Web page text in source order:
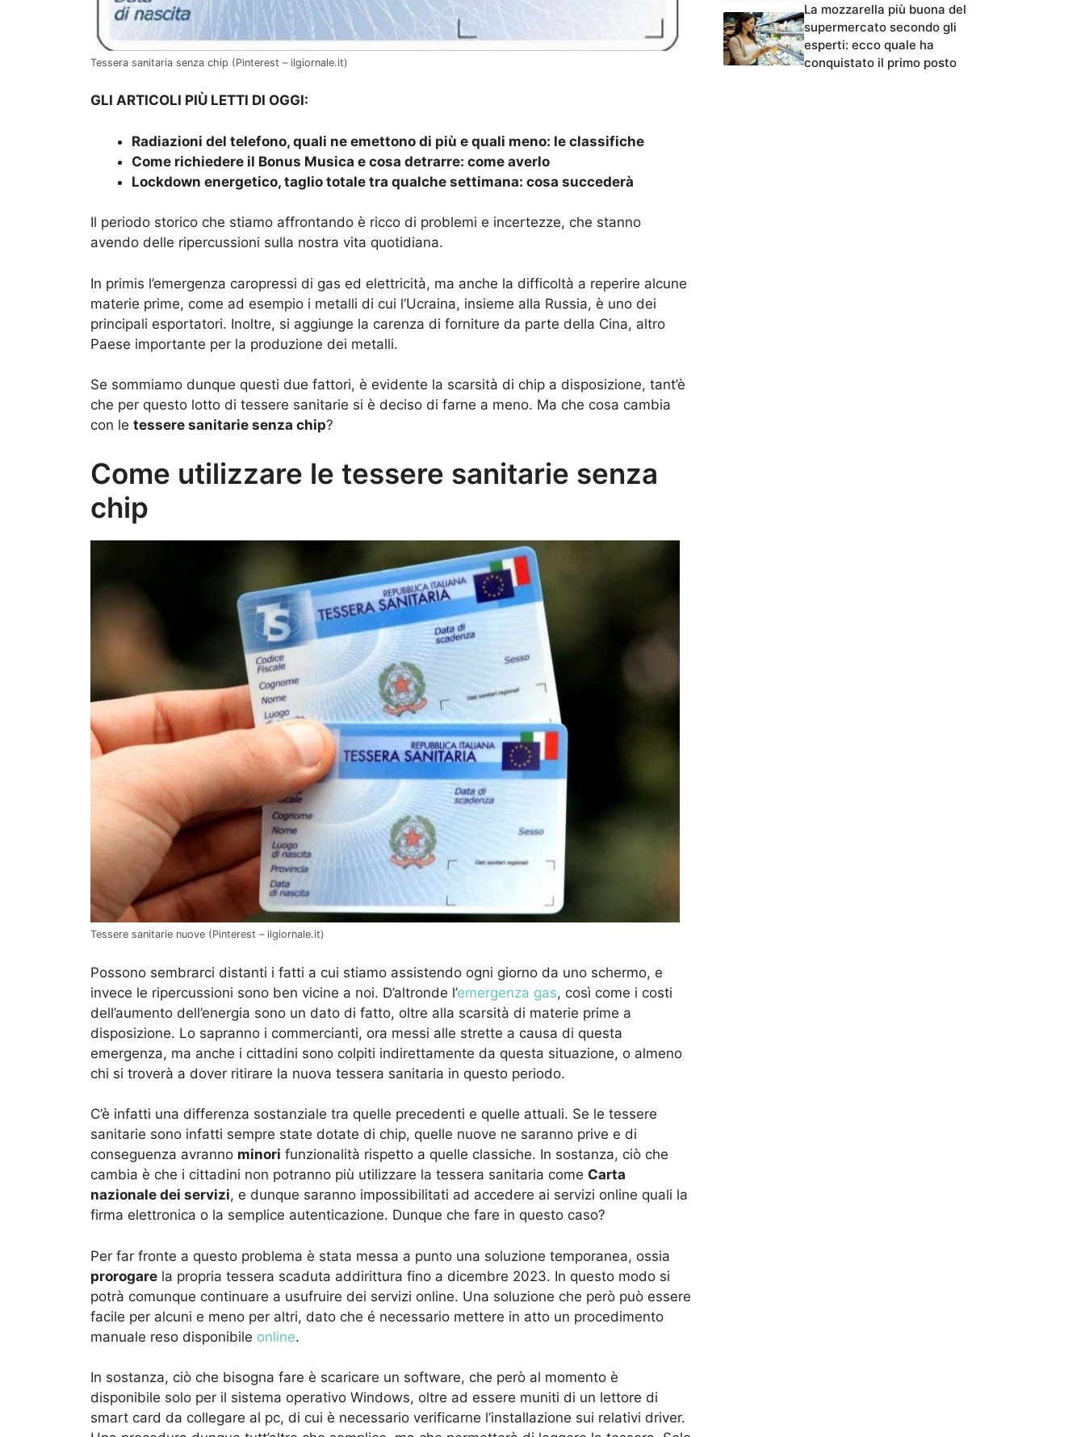
Tessera sanitaria senza chip (Pinterest – ilgiornale.it)
GLI ARTICOLI PIÙ LETTI DI OGGI:
Radiazioni del telefono, quali ne emettono di più e quali meno: le classifiche
Come richiedere il Bonus Musica e cosa detrarre: come averlo
Lockdown energetico, taglio totale tra qualche settimana: cosa succederà
Il periodo storico che stiamo affrontando è ricco di problemi e incertezze, che stanno
avendo delle ripercussioni sulla nostra vita quotidiana.
In primis l’emergenza caropressi di gas ed elettricità, ma anche la difficoltà a reperire alcune
materie prime, come ad esempio i metalli di cui l’Ucraina, insieme alla Russia, è uno dei
principali esportatori. Inoltre, si aggiunge la carenza di forniture da parte della Cina, altro
Paese importante per la produzione dei metalli.
Se sommiamo dunque questi due fattori, è evidente la scarsità di chip a disposizione, tant’è
che per questo lotto di tessere sanitarie si è deciso di farne a meno. Ma che cosa cambia
con le tessere sanitarie senza chip?
Come utilizzare le tessere sanitarie senza
chip
Tessere sanitarie nuove (Pinterest – ilgiornale.it)
Possono sembrarci distanti i fatti a cui stiamo assistendo ogni giorno da uno schermo, e
invece le ripercussioni sono ben vicine a noi. D’altronde l’emergenza gas, così come i costi
dell’aumento dell’energia sono un dato di fatto, oltre alla scarsità di materie prime a
disposizione. Lo sapranno i commercianti, ora messi alle strette a causa di questa
emergenza, ma anche i cittadini sono colpiti indirettamente da questa situazione, o almeno
chi si troverà a dover ritirare la nuova tessera sanitaria in questo periodo.
C’è infatti una differenza sostanziale tra quelle precedenti e quelle attuali. Se le tessere
sanitarie sono infatti sempre state dotate di chip, quelle nuove ne saranno prive e di
conseguenza avranno minori funzionalità rispetto a quelle classiche. In sostanza, ciò che
cambia è che i cittadini non potranno più utilizzare la tessera sanitaria come Carta
nazionale dei servizi, e dunque saranno impossibilitati ad accedere ai servizi online quali la
firma elettronica o la semplice autenticazione. Dunque che fare in questo caso?
Per far fronte a questo problema è stata messa a punto una soluzione temporanea, ossia
prorogare la propria tessera scaduta addirittura fino a dicembre 2023. In questo modo si
potrà comunque continuare a usufruire dei servizi online. Una soluzione che però può essere
facile per alcuni e meno per altri, dato che é necessario mettere in atto un procedimento
manuale reso disponibile online.
In sostanza, ciò che bisogna fare è scaricare un software, che però al momento è
disponibile solo per il sistema operativo Windows, oltre ad essere muniti di un lettore di
smart card da collegare al pc, di cui è necessario verificarne l’installazione sui relativi driver.
La mozzarella più buona del
supermercato secondo gli
esperti: ecco quale ha
conquistato il primo posto